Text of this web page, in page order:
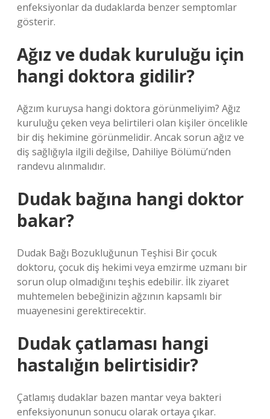
enfeksiyonlar da dudaklarda benzer semptomlar
gösterir.
Ağız ve dudak kuruluğu için
hangi doktora gidilir?
Ağzım kuruysa hangi doktora görünmeliyim? Ağız
kuruluğu çeken veya belirtileri olan kişiler öncelikle
bir diş hekimine görünmelidir. Ancak sorun ağız ve
diş sağlığıyla ilgili değilse, Dahiliye Bölümü’nden
randevu alınmalıdır.
Dudak bağına hangi doktor
bakar?
Dudak Bağı Bozukluğunun Teşhisi Bir çocuk
doktoru, çocuk diş hekimi veya emzirme uzmanı bir
sorun olup olmadığını teşhis edebilir. İlk ziyaret
muhtemelen bebeğinizin ağzının kapsamlı bir
muayenesini gerektirecektir.
Dudak çatlaması hangi
hastalığın belirtisidir?
Çatlamış dudaklar bazen mantar veya bakteri
enfeksiyonunun sonucu olarak ortaya çıkar.